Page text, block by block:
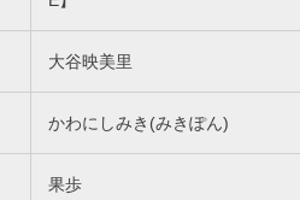
大谷映美里
かわにしみき(みきぽん)
果歩